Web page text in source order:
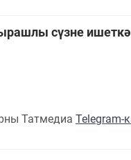
сүзне
Татмедиа Telegram-